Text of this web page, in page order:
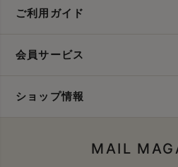
ご利用ガイド
会員サービス
ショップ情報
MAIL